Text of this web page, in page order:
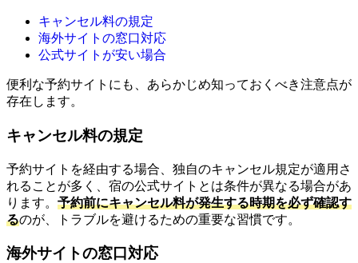
キャンセル料の規定
海外サイトの窓口対応
公式サイトが安い場合
便利な予約サイトにも、あらかじめ知っておくべき注意点が
存在します。
キャンセル料の規定
予約サイトを経由する場合、独自のキャンセル規定が適用さ
れることが多く、宿の公式サイトとは条件が異なる場合があ
ります。 予約前にキャンセル料が発生する時期を必ず確認す
るのが、トラブルを避けるための重要な習慣です。
海外サイトの窓口対応